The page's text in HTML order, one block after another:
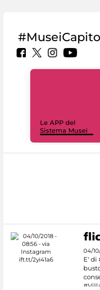
Le APP del
Sistema Musei
04/
E' di